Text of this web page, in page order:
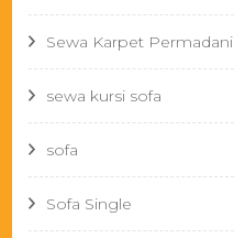
Sewa Karpet Permadani
sewa kursi sofa
sofa
Sofa Single